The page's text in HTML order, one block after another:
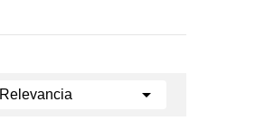
Relevancia 